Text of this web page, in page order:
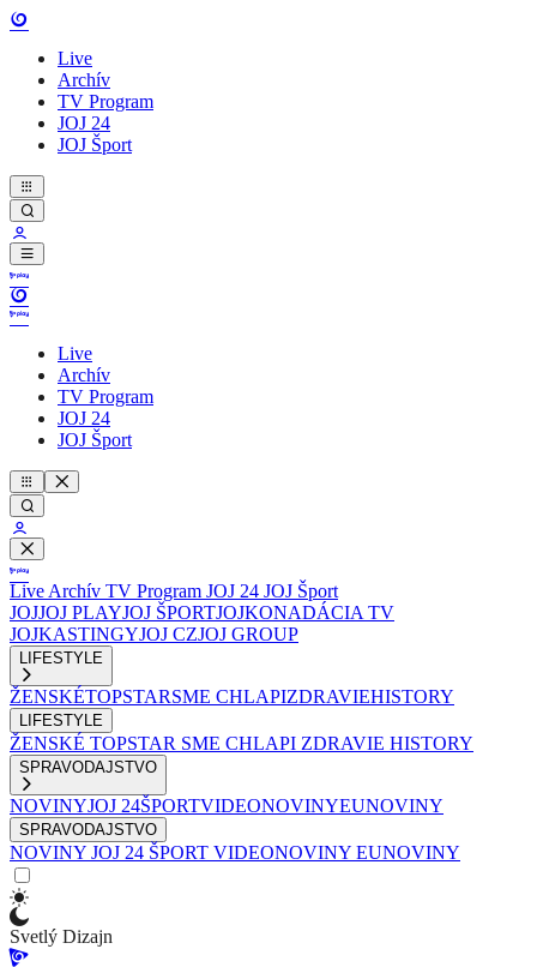
Live
Archív
TV Program
JOJ 24
JOJ Šport
Live
Archív
TV Program
JOJ 24
JOJ Šport
Live Archív TV Program JOJ 24 JOJ Šport
JOJJOJ PLAYJOJ ŠPORTJOJKONADÁCIA TV
JOJKASTINGYJOJ CZJOJ GROUP
LIFESTYLE
ŽENSKÉTOPSTARSME CHLAPIZDRAVIEHISTORY
LIFESTYLE
ŽENSKÉ TOPSTAR SME CHLAPI ZDRAVIE HISTORY
SPRAVODAJSTVO
NOVINYJOJ 24ŠPORTVIDEONOVINYEUNOVINY
SPRAVODAJSTVO
NOVINY JOJ 24 ŠPORT VIDEONOVINY EUNOVINY
Svetlý Dizajn